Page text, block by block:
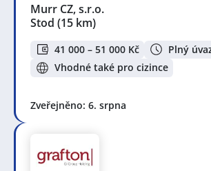
Murr CZ, s.r.o.
Stod (15 km)
41 000 – 51 000 Kč
Plný
Vhodné také pro cizince
Zveřejněno: 6. srpna